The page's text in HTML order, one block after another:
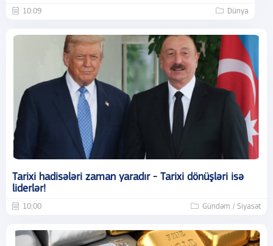
10:09 Dünya
Tarixi hadisələri zaman yaradır - Tarixi dönüşləri isə
liderlər!
10:00 Gündəm / Siyasət